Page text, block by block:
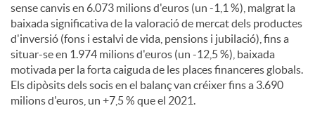
sense canvis en 6.073 milions d'euros (un -1,1 %), malgrat la
baixada significativa de la valoració de mercat dels productes
d'inversió (fons i estalvi de vida, pensions i jubilació), fins a
situar-se en 1.974 milions d'euros (un -12,5 %), baixada
motivada per la forta caiguda de les places financeres globals.
Els dipòsits dels socis en el balanç van créixer fins a 3.690
milions d'euros, un +7,5 % que el 2021.